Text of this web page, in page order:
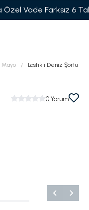
Farksız 6 Taksit
Mayo Lastikli Deniz Şortu
0 Yorum